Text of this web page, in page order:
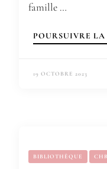
famille …
POURSUIVRE
19 OCTOBRE 2023
BIBLIOTHÈQUE